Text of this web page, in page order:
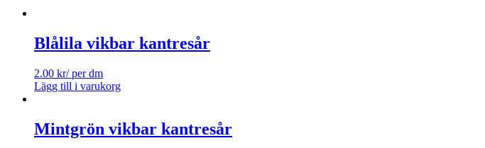
Blålila vikbar kantresår
2.00 kr/ per dm
Lägg till i varukorg
Mintgrön vikbar kantresår